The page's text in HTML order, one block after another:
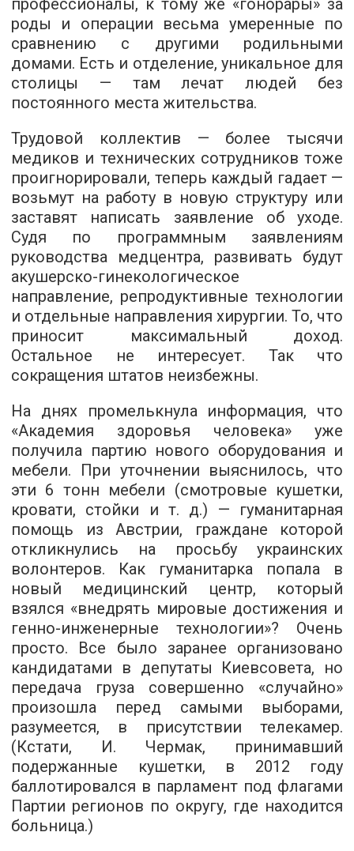
профессионалы, к тому же «гонорары» за
роды и операции весьма умеренные по
сравнению с другими родильными
домами. Есть и отделение, уникальное для
столицы — там лечат людей без
постоянного места жительства.
Трудовой коллектив — более тысячи
медиков и технических сотрудников тоже
проигнорировали, теперь каждый гадает —
возьмут на работу в новую структуру или
заставят написать заявление об уходе.
Судя по программным заявлениям
руководства медцентра, развивать будут
акушерско-гинекологическое
направление, репродуктивные технологии
и отдельные направления хирургии. То, что
приносит максимальный доход.
Остальное не интересует. Так что
сокращения штатов неизбежны.
На днях промелькнула информация, что
«Академия здоровья человека» уже
получила партию нового оборудования и
мебели. При уточнении выяснилось, что
эти 6 тонн мебели (смотровые кушетки,
кровати, стойки и т. д.) — гуманитарная
помощь из Австрии, граждане которой
откликнулись на просьбу украинских
волонтеров. Как гуманитарка попала в
новый медицинский центр, который
взялся «внедрять мировые достижения и
генно-инженерные технологии»? Очень
просто. Все было заранее организовано
кандидатами в депутаты Киевсовета, но
передача груза совершенно «случайно»
произошла перед самыми выборами,
разумеется, в присутствии телекамер.
(Кстати, И. Чермак, принимавший
подержанные кушетки, в 2012 году
баллотировался в парламент под флагами
Партии регионов по округу, где находится
больница.)